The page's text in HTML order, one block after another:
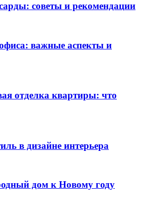
советы и рекомендации
важные аспекты и
отделка квартиры: что
в дизайне интерьера
дом к Новому году